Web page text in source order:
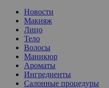
Новости
Макияж
Лицо
Тело
Волосы
Маникюр
Ароматы
Ингредиенты
Салонные процедуры